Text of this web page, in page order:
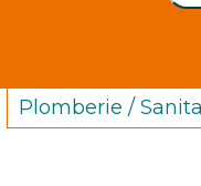
Plomberie /